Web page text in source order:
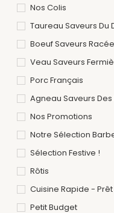
Nos Colis
Taureau Saveurs Du
Boeuf Saveurs
Veau Saveurs
Porc Français
Agneau Saveurs
Nos Promotions
Notre Sélection
Sélection Festive !
Rôtis
Cuisine Rapide -
Petit Budget